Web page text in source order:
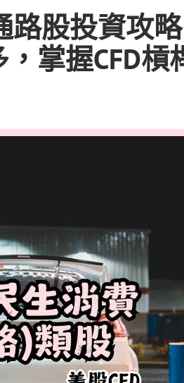
股投資攻
掌握CFD槓